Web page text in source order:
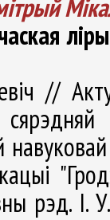
//
рэд. І.